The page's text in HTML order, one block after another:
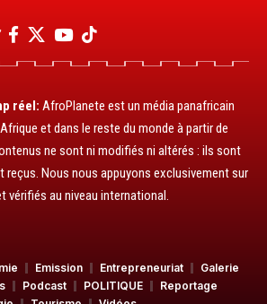
réel: AfroPlanete est un média panafricain
et dans le reste du monde à partir de
ne sont ni modifiés ni altérés : ils sont
reçus. Nous nous appuyons exclusivement sur
vérifiés au niveau international.
Emission Entrepreneuriat
Galerie
Podcast POLITIQUE
Reportage